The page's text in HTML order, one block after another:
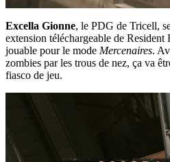
Excella Gionne, le PDG de Tricell,
extension téléchargeable de
jouable pour le mode Mercenaires.
zombies par les trous de nez, ça va
fiasco de jeu.